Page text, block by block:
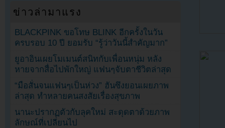
ข่าวล่ามาแรง
BLACKPINK ขอโทษ BLINK อีกครั้งในวัน
ครบรอบ 10 ปี ยอมรับ “รู้ว่าวันนี้สำคัญมาก”
ยูอาอินเผยโมเมนต์สนิทกับเพื่อนหนุ่ม หลัง
หายจากสื่อไปพักใหญ่ แฟนๆจับตาชีวิตล่าสุด
“มือสั่นจนแฟนๆเป็นห่วง” ฮันซึงยอนเผยภาพ
ล่าสุด ทำหลายคนสงสัยเรื่องสุขภาพ
นานะปรากฏตัวกับลุคใหม่ สะดุดตาด้วยภาพ
ลักษณ์ที่เปลี่ยนไป